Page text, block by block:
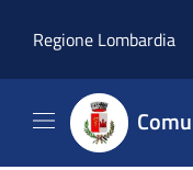
Regione Lombardia